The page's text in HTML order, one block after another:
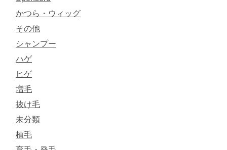
かつら・ウィッグ
その他
シャンプー
ハゲ
ヒゲ
増毛
抜け毛
未分類
植毛